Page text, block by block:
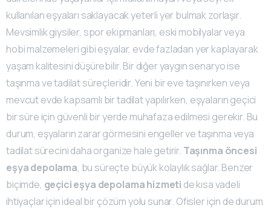
kullanılan eşyaları saklayacak yeterli yer bulmak zorlaşır.
Mevsimlik giysiler, spor ekipmanları, eski mobilyalar veya
hobi malzemeleri gibi eşyalar, evde fazladan yer kaplayarak
yaşam kalitesini düşürebilir. Bir diğer yaygın senaryo ise
taşınma ve tadilat süreçleridir. Yeni bir eve taşınırken veya
mevcut evde kapsamlı bir tadilat yapılırken, eşyaların geçici
bir süre için güvenli bir yerde muhafaza edilmesi gerekir. Bu
durum, eşyaların zarar görmesini engeller ve taşınma veya
tadilat sürecini daha organize hale getirir. Taşınma öncesi
eşya depolama, bu süreçte büyük kolaylık sağlar. Benzer
biçimde, geçici eşya depolama hizmeti de kısa vadeli
ihtiyaçlar için ideal bir çözüm yolu sunar. Ofisler için de durum